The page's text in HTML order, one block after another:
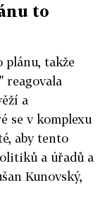
to
plánu, takže
reagovala
a
se v komplexu
aby tento
a úřadů a
Kunovský,